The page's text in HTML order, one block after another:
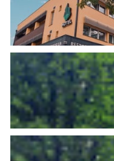
Rafting On
Rafting And